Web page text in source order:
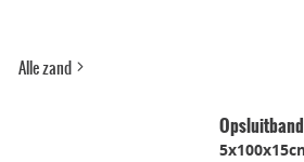
Alle zand